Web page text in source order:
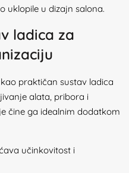
uklopile u dizajn salona.
ladica za
praktičan sustav ladica
alata, pribora i
čine ga idealnim dodatkom
učinkovitost i